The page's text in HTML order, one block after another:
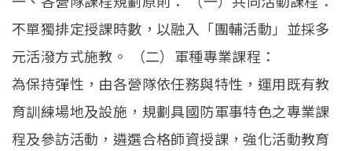
不單獨排定授課時數，以融入「團輔活動」並採多
元活潑方式施教。 （二）軍種專業課程：
為保持彈性，由各營隊依任務與特性，運用既有教
育訓練場地及設施，規劃具國防軍事特色之專業課
程及參訪活動，遴選合格師資授課，強化活動教育